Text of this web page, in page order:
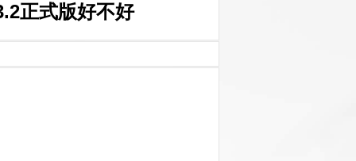
正式版好不好